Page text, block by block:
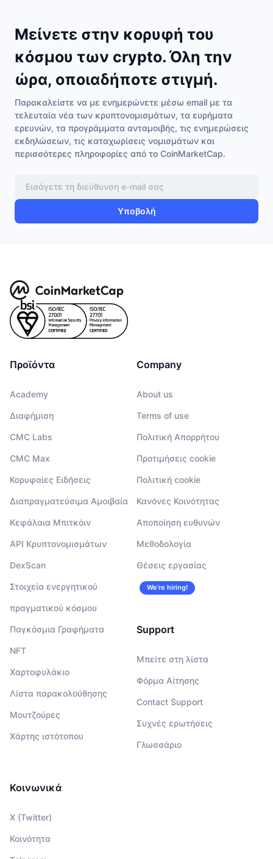
Μείνετε στην κορυφή του
κόσμου των crypto. Όλη την
ώρα, οποιαδήποτε στιγμή.
Παρακαλείστε να με ενημερώνετε μέσω email με τα
τελευταία νέα των κρυπτονομισμάτων, τα ευρήματα
ερευνών, τα προγράμματα ανταμοιβής, τις ενημερώσεις
εκδηλώσεων, τις καταχωρίσεις νομισμάτων και
περισσότερες πληροφορίες από το CoinMarketCap.
Υποβολή
Προϊόντα
Academy
Διαφήμιση
CMC Labs
CMC Max
Κορυφαίες Ειδήσεις
Διαπραγματεύσιμα Αμοιβαία
Κεφάλαια Μπιτκόιν
API Κρυπτονομισμάτων
DexScan
Στοιχεία ενεργητικού
πραγματικού κόσμου
Παγκόσμια Γραφήματα
NFT
Χαρτοφυλάκιο
Λίστα παρακολούθησης
Μουτζούρες
Χάρτης ιστότοπου
Company
About us
Terms of use
Πολιτική Απορρήτου
Προτιμήσεις cookie
Πολιτική cookie
Κανόνες Κοινότητας
Αποποίηση ευθυνών
Μεθοδολογία
Θέσεις εργασίας
We’re hiring!
Support
Μπείτε στη λίστα
Φόρμα Αίτησης
Contact Support
Συχνές ερωτήσεις
Γλωσσάριο
Κοινωνικά
X (Twitter)
Κοινότητα